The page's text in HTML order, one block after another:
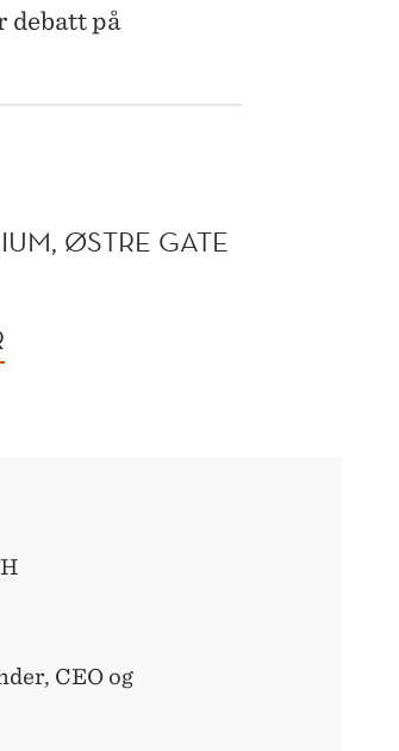
debatt på
ØSTRE GATE
CEO og